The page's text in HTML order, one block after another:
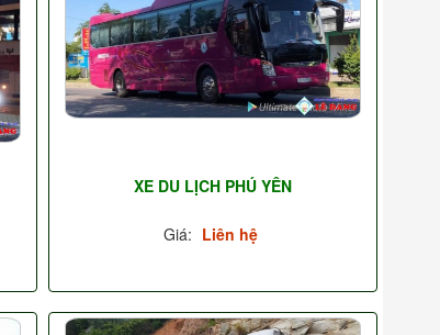
XE DU LỊCH PHÚ YÊN
Giá: Liên hệ